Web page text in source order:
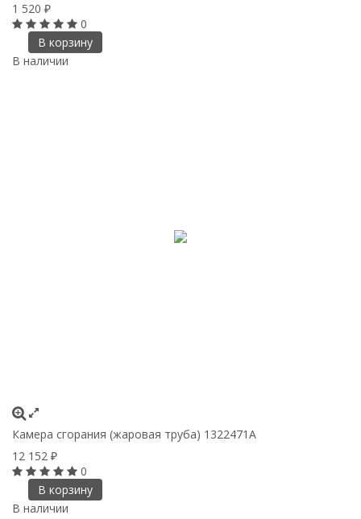
1 520 ₽
0
В корзину
В наличии
Камера сгорания (жаровая труба) 1322471A
12 152 ₽
0
В корзину
В наличии